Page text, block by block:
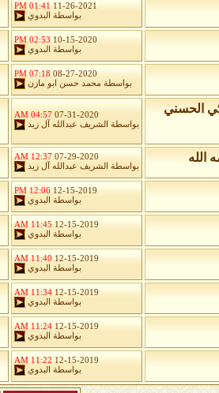
11-26-2021
01:41 PM
بواسطة
البدوي
10-15-2020
02:53 PM
بواسطة
البدوي
08-27-2020
07:18 PM
بواسطة محمد حسن ابو مازن
الحسني 07-31-2020
04:57 AM
بواسطة
الشريف عبدالله آل زيد
الله 07-29-2020
12:37 AM
بواسطة
الشريف عبدالله آل زيد
12-15-2019
12:06 PM
بواسطة
البدوي
12-15-2019
11:45 AM
بواسطة
البدوي
12-15-2019
11:40 AM
بواسطة
البدوي
12-15-2019
11:34 AM
بواسطة
البدوي
12-15-2019
11:24 AM
بواسطة
البدوي
12-15-2019
11:22 AM
بواسطة
البدوي